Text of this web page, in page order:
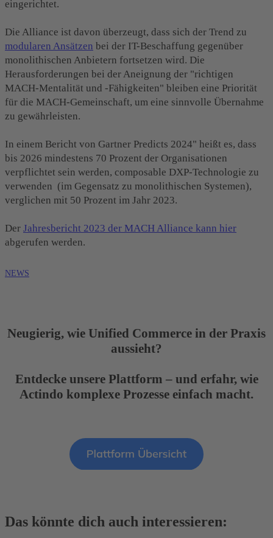
eingerichtet.
Die Alliance ist davon überzeugt, dass sich der Trend zu
modularen Ansätzen bei der IT-Beschaffung gegenüber
monolithischen Anbietern fortsetzen wird. Die
Herausforderungen bei der Aneignung der "richtigen
MACH-Mentalität und -Fähigkeiten" bleiben eine Priorität
für die MACH-Gemeinschaft, um eine sinnvolle Übernahme
zu gewährleisten.
In einem Bericht von Gartner Predicts 2024" heißt es, dass
bis 2026 mindestens 70 Prozent der Organisationen
verpflichtet sein werden, composable DXP-Technologie zu
verwenden (im Gegensatz zu monolithischen Systemen),
verglichen mit 50 Prozent im Jahr 2023.
Der Jahresbericht 2023 der MACH Alliance kann hier
abgerufen werden.
NEWS
Neugierig, wie Unified Commerce in der Praxis
aussieht?
Entdecke unsere Plattform – und erfahr, wie
Actindo komplexe Prozesse einfach macht.
Das könnte dich auch interessieren: